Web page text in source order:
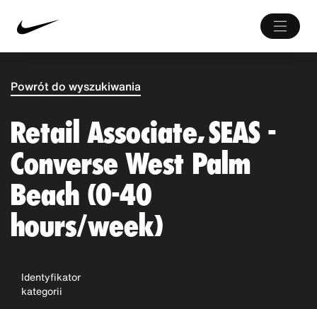
Powrót do wyszukiwania
Retail Associate, SEAS -
Converse West Palm
Beach (0-40
hours/week)
Identyfikator
kategorii